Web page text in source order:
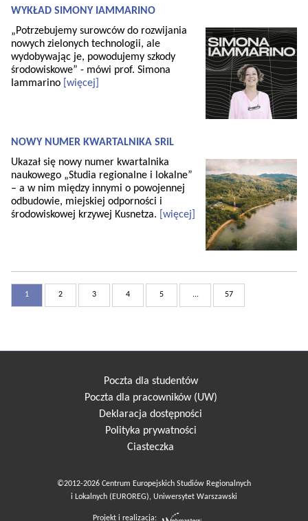
WYKŁAD SIMONY IAMMARINO
„Potrzebujemy surowców do rozwijania
nowych zielonych technologii, ale
wydobywając je, powodujemy szkody
środowiskowe” - mówi prof. Simona
Iammarino [więcej]
NOWY NUMER KWARTALNIKA SRiL
Ukazał się nowy numer kwartalnika
naukowego „Studia regionalne i lokalne”
– a w nim między innymi o powojennej
odbudowie, miejskiej odporności i
środowiskowej krzywej Kusnetza.
[więcej]
1 2 3 4 5 ... 57
Poczta dla studentów
Poczta dla pracowników (UW)
Deklaracja dostępności
Polityka prywatności
Ciasteczka
©2012-2026 Centrum Europejskich Studiów Regionalnych
i Lokalnych (EUROREG), Uniwersytet Warszawski
Projekt i realizacja: